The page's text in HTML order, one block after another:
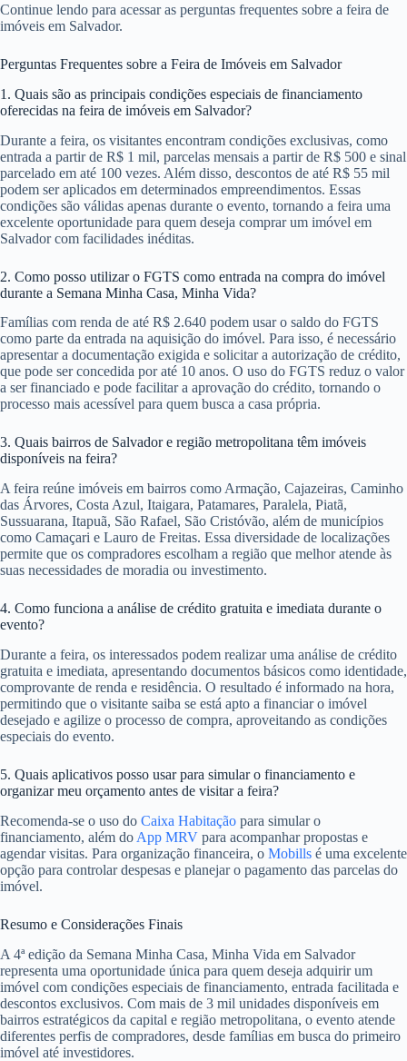
Continue lendo para acessar as perguntas frequentes sobre a feira de
imóveis em Salvador.
Perguntas Frequentes sobre a Feira de Imóveis em Salvador
1. Quais são as principais condições especiais de financiamento
oferecidas na feira de imóveis em Salvador?
Durante a feira, os visitantes encontram condições exclusivas, como
entrada a partir de R$ 1 mil, parcelas mensais a partir de R$ 500 e sinal
parcelado em até 100 vezes. Além disso, descontos de até R$ 55 mil
podem ser aplicados em determinados empreendimentos. Essas
condições são válidas apenas durante o evento, tornando a feira uma
excelente oportunidade para quem deseja comprar um imóvel em
Salvador com facilidades inéditas.
2. Como posso utilizar o FGTS como entrada na compra do imóvel
durante a Semana Minha Casa, Minha Vida?
Famílias com renda de até R$ 2.640 podem usar o saldo do FGTS
como parte da entrada na aquisição do imóvel. Para isso, é necessário
apresentar a documentação exigida e solicitar a autorização de crédito,
que pode ser concedida por até 10 anos. O uso do FGTS reduz o valor
a ser financiado e pode facilitar a aprovação do crédito, tornando o
processo mais acessível para quem busca a casa própria.
3. Quais bairros de Salvador e região metropolitana têm imóveis
disponíveis na feira?
A feira reúne imóveis em bairros como Armação, Cajazeiras, Caminho
das Árvores, Costa Azul, Itaigara, Patamares, Paralela, Piatã,
Sussuarana, Itapuã, São Rafael, São Cristóvão, além de municípios
como Camaçari e Lauro de Freitas. Essa diversidade de localizações
permite que os compradores escolham a região que melhor atende às
suas necessidades de moradia ou investimento.
4. Como funciona a análise de crédito gratuita e imediata durante o
evento?
Durante a feira, os interessados podem realizar uma análise de crédito
gratuita e imediata, apresentando documentos básicos como identidade,
comprovante de renda e residência. O resultado é informado na hora,
permitindo que o visitante saiba se está apto a financiar o imóvel
desejado e agilize o processo de compra, aproveitando as condições
especiais do evento.
5. Quais aplicativos posso usar para simular o financiamento e
organizar meu orçamento antes de visitar a feira?
Recomenda-se o uso do Caixa Habitação para simular o
financiamento, além do App MRV para acompanhar propostas e
agendar visitas. Para organização financeira, o Mobills é uma excelente
opção para controlar despesas e planejar o pagamento das parcelas do
imóvel.
Resumo e Considerações Finais
A 4ª edição da Semana Minha Casa, Minha Vida em Salvador
representa uma oportunidade única para quem deseja adquirir um
imóvel com condições especiais de financiamento, entrada facilitada e
descontos exclusivos. Com mais de 3 mil unidades disponíveis em
bairros estratégicos da capital e região metropolitana, o evento atende
diferentes perfis de compradores, desde famílias em busca do primeiro
imóvel até investidores.